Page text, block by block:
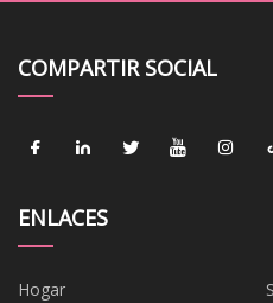
COMPARTIR SOCIAL
ENLACES
Hogar